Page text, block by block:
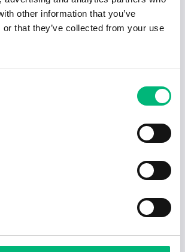
other information that you’ve
or that they’ve collected from your use
är introvert